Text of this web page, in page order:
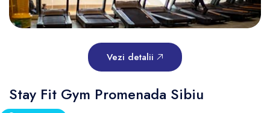
Vezi detalii
Stay Fit Gym Promenada Sibiu